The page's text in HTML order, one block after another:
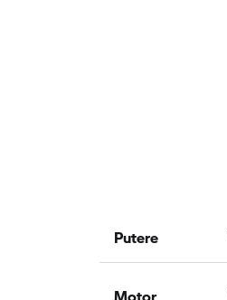
Putere
Motor